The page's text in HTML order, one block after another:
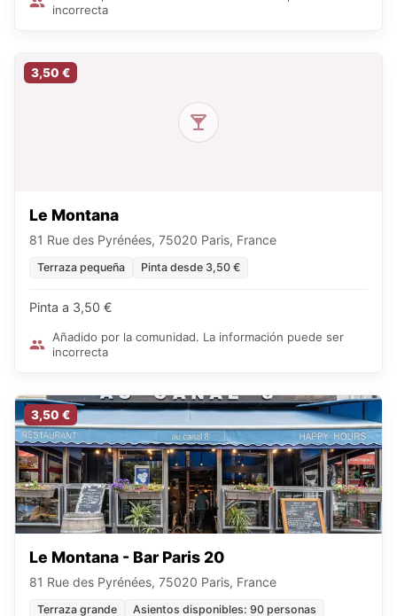
incorrecta
3,50 €
Le Montana
81 Rue des Pyrénées, 75020 Paris, France
Terraza pequeña Pinta desde 3,50 €
Pinta a 3,50 €
Añadido por la comunidad. La información puede ser
incorrecta
3,50 €
Le Montana - Bar Paris 20
81 Rue des Pyrénées, 75020 Paris, France
Terraza grande
Asientos disponibles: 90 personas